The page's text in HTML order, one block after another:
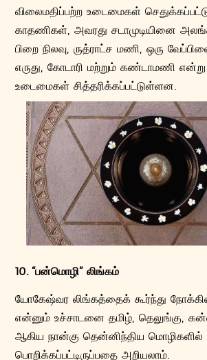
விலைமதிப்பற்ற உடைமைகள்
காதணிகள், அவரது சடாமுடியினை
பிறை நிலவு, ருத்ராட்ச மணி, ஒரு
எருது, கோடாரி மற்றும் கண்டாமணி
உடைமைகள் சித்தரிக்கப்பட்டுள்ளன.
10. “பன்மொழி” லிங்கம்
யோகேஷ்வர லிங்கத்தைக் கூர்ந்து
என்னும் உச்சாடனை தமிழ், தெலுங்கு,
ஆகிய நான்கு தென்னிந்திய மொழிகளில்
பொறிக்கப்பட்டிருப்பதை அறியலாம்.